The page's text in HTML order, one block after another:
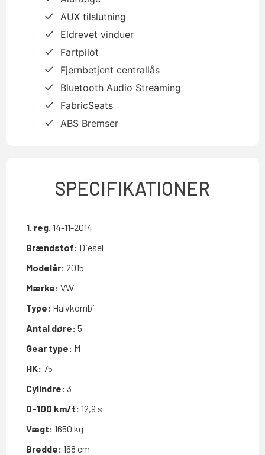
AUX tilslutning
Eldrevet vinduer
Fartpilot
Fjernbetjent centrallås
Bluetooth Audio Streaming
FabricSeats
ABS Bremser
SPECIFIKATIONER
1. reg. 14-11-2014
Brændstof: Diesel
Modelår: 2015
Mærke: VW
Type: Halvkombi
Antal døre: 5
Gear type: M
HK: 75
Cylindre: 3
0-100 km/t: 12,9 s
Vægt: 1650 kg
Bredde: 168 cm